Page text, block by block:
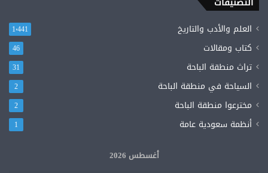
الله
ريم.
من
ضعاف
نفوس
.
وهنا
عتب
كبير
عليهم
العلم والأدب والتاريخ 1٬441
كتاب ومقالات 46
تراث منطقة الباحة 31
السياحة في منطقة الباحة 2
مخترعوا منطقة الباحة 2
أنظمة سعودية عامة 1
أغسطس 2026